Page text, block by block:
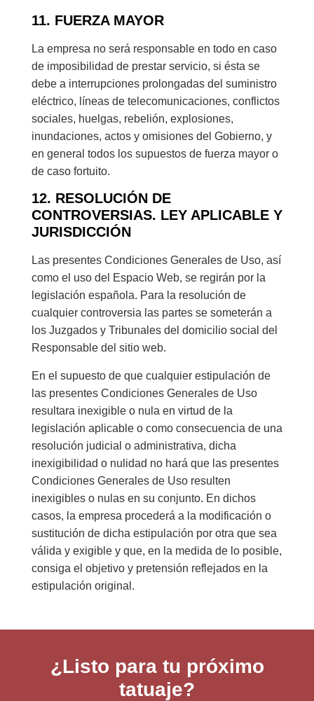
11. FUERZA MAYOR
La empresa no será responsable en todo en caso
de imposibilidad de prestar servicio, si ésta se
debe a interrupciones prolongadas del suministro
eléctrico, líneas de telecomunicaciones, conflictos
sociales, huelgas, rebelión, explosiones,
inundaciones, actos y omisiones del Gobierno, y
en general todos los supuestos de fuerza mayor o
de caso fortuito.
12. RESOLUCIÓN DE
CONTROVERSIAS. LEY APLICABLE Y
JURISDICCIÓN
Las presentes Condiciones Generales de Uso, así
como el uso del Espacio Web, se regirán por la
legislación española. Para la resolución de
cualquier controversia las partes se someterán a
los Juzgados y Tribunales del domicilio social del
Responsable del sitio web.
En el supuesto de que cualquier estipulación de
las presentes Condiciones Generales de Uso
resultara inexigible o nula en virtud de la
legislación aplicable o como consecuencia de una
resolución judicial o administrativa, dicha
inexigibilidad o nulidad no hará que las presentes
Condiciones Generales de Uso resulten
inexigibles o nulas en su conjunto. En dichos
casos, la empresa procederá a la modificación o
sustitución de dicha estipulación por otra que sea
válida y exigible y que, en la medida de lo posible,
consiga el objetivo y pretensión reflejados en la
estipulación original.
¿Listo para tu próximo
tatuaje?